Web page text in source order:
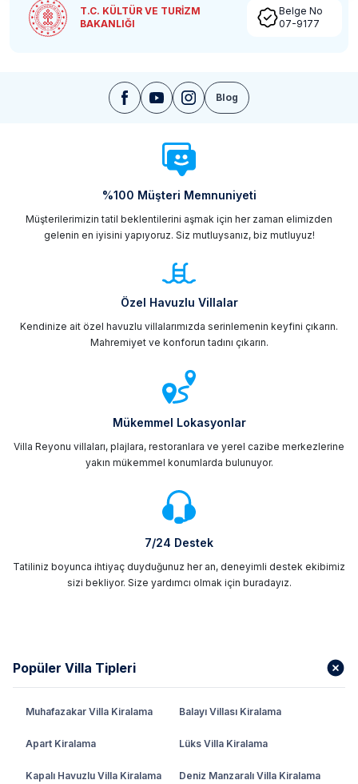
T.C. KÜLTÜR VE TURİZM
BAKANLIĞI
Belge No
07-9177
Blog
%100 Müşteri Memnuniyeti
Müşterilerimizin tatil beklentilerini aşmak için her zaman elimizden
gelenin en iyisini yapıyoruz. Siz mutluysanız, biz mutluyuz!
Özel Havuzlu Villalar
Kendinize ait özel havuzlu villalarımızda serinlemenin keyfini çıkarın.
Mahremiyet ve konforun tadını çıkarın.
Mükemmel Lokasyonlar
Villa Reyonu villaları, plajlara, restoranlara ve yerel cazibe merkezlerine
yakın mükemmel konumlarda bulunuyor.
7/24 Destek
Tatiliniz boyunca ihtiyaç duyduğunuz her an, deneyimli destek ekibimiz
sizi bekliyor. Size yardımcı olmak için buradayız.
Popüler Villa Tipleri
Muhafazakar Villa Kiralama Balayı Villası Kiralama
Apart Kiralama Lüks Villa Kiralama
Kapalı Havuzlu Villa Kiralama Deniz Manzaralı Villa Kiralama